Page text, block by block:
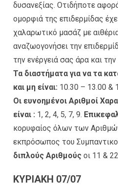
δυσανεξίας. Οτιδήποτε
ομορφιά της επιδερμίδας
χαλαρωτικό μασάζ με
αναζωογονήσει την
την ενέργειά σας άρα και
Τα διαστήματα για να τα
και μη είναι: 10.30 – 13.00 &
Οι ευνοημένοι Αριθμοί
είναι : 1, 2, 4, 5, 7, 9.
κορυφαίος όλων των
εκπρόσωπος του
διπλούς Αριθμούς οι 11 &
ΚΥΡΙΑΚΗ 07/07